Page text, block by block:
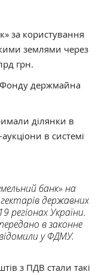
за користування
землями через
грн.
Фонду держмайна
ділянки в
в системі
банк» на
державних
регіонах України.
в законне
у ФДМУ.
з ПДВ стали такі